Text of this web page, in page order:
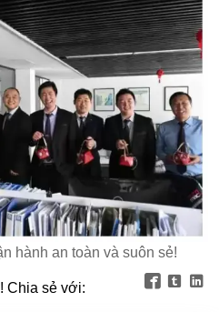
hành an toàn và suôn sẻ!
Chia sẻ với:   